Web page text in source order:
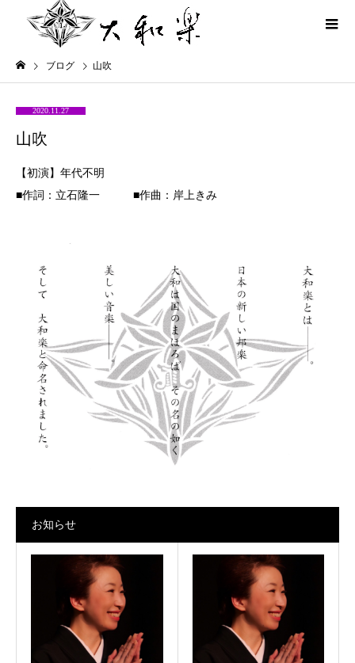
ブログ 山吹
2020.11.27
山吹
【初演】年代不明
■作詞：立石隆一 ■作曲：岸上きみ
お知らせ